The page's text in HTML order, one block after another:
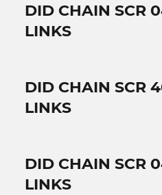
DID CHAIN SCR
LINKS
DID CHAIN SCR
LINKS
DID CHAIN SCR
LINKS